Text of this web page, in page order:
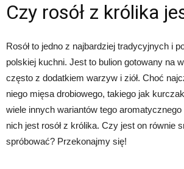
Czy rosół z królika
Rosół to jedno z najbardziej tradycyjnych i
polskiej kuchni. Jest to bulion gotowany na
często z dodatkiem warzyw i ziół. Choć
niego mięsa drobiowego, takiego jak
wiele innych wariantów tego
nich jest rosół z królika. Czy jest on równie
spróbować? Przekonajmy się!